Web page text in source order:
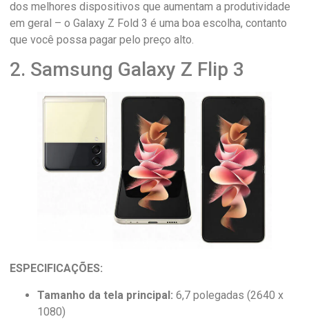
dos melhores dispositivos que aumentam a produtividade
em geral – o Galaxy Z Fold 3 é uma boa escolha, contanto
que você possa pagar pelo preço alto.
2. Samsung Galaxy Z Flip 3
ESPECIFICAÇÕES:
Tamanho da tela principal: 6,7 polegadas (2640 x
1080)